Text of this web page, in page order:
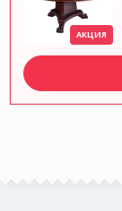
АКЦИЯ